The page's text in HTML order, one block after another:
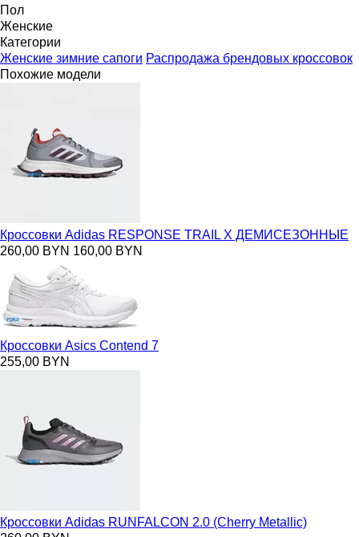
Пол
Женские
Категории
Женские зимние сапоги Распродажа брендовых кроссовок
Похожие модели
Кроссовки Adidas RESPONSE TRAIL X ДЕМИСЕЗОННЫЕ
260,00 BYN 160,00 BYN
Кроссовки Asics Contend 7
255,00 BYN
Кроссовки Adidas RUNFALCON 2.0 (Cherry Metallic)